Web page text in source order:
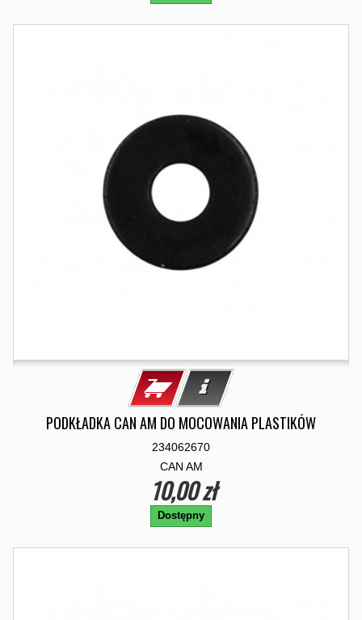
PODKŁADKA CAN AM DO MOCOWANIA PLASTIKÓW
234062670
CAN AM
10,00 zł
Dostępny